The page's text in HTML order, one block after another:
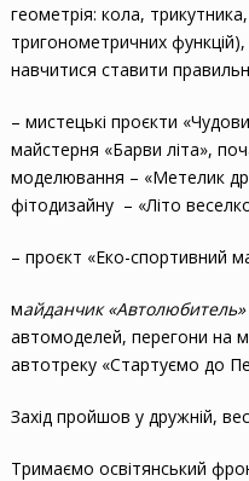
геометрія: кола,
тригонометричних
навчитися ставити
– мистецькі проєкти
майстерня «Барви літа»,
моделювання – «Метелик
фітодизайну – «Літо
– проєкт «Еко-спортивний
майданчик «Автолюбитель»
автомоделей, перегони на
автотреку «Стартуємо до
Захід пройшов у дружній,
Тримаємо освітянський